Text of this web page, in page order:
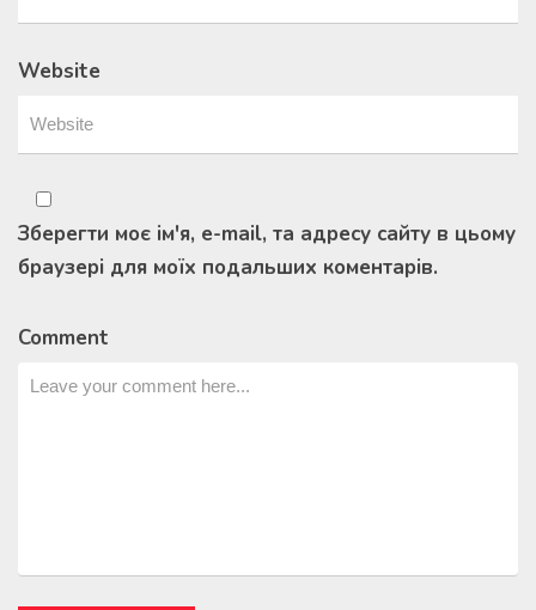
Website
Зберегти моє ім'я, e-mail, та адресу сайту в цьому
браузері для моїх подальших коментарів.
Comment